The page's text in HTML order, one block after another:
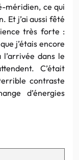
méridien, ce qui
Et j’ai aussi fêté
très forte :
j’étais encore
dans le
C’était
contraste
d’énergies